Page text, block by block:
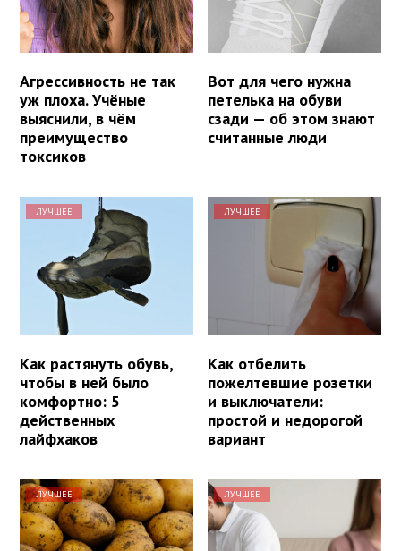
Агрессивность не так
уж плоха. Учёные
выяснили, в чём
преимущество
токсиков
Вот для чего нужна
петелька на обуви
сзади — об этом знают
считанные люди
ЛУЧШЕЕ
Как растянуть обувь,
чтобы в ней было
комфортно: 5
действенных
лайфхаков
ЛУЧШЕЕ
Как отбелить
пожелтевшие розетки
и выключатели:
простой и недорогой
вариант
ЛУЧШЕЕ ЛУЧШЕЕ